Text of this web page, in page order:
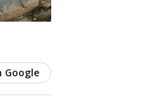
Google